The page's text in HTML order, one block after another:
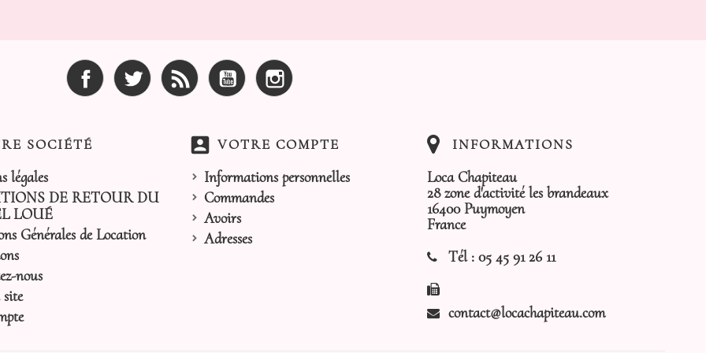
Facebook Twitter Rss YouTube
SOCIÉTÉ
légales
DE RETOUR DU
LOUÉ
Générales de Location
nous
account_box VOTRE COMPTE
Informations personnelles
Commandes
Avoirs
Adresses
INFORMATIONS
Loca Chapiteau
28 zone d'activité les brandeaux
16400 Puymoyen
France
Tél : 05 45 91 26 11
contact@locachapiteau.com